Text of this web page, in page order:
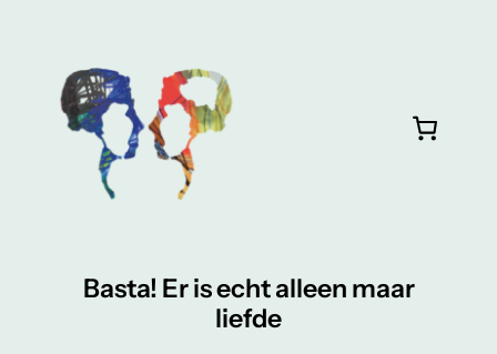
inhoud
Basta! Er is echt alleen maar
liefde